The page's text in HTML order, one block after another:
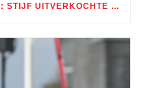
BETER, MOOIER, GROOTSER: STIJF UITVERKOCHTE TRI AMSTERDAM GROOT SUCCES